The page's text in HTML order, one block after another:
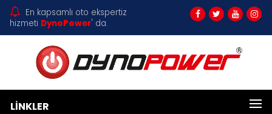
En kapsamlı oto ekspertiz
hizmeti DynoPower' da.
LINKLER